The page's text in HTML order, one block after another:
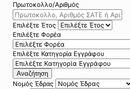
Πρωτοκολλο/Αριθμός
Επιλέξτε Έτος
Επιλέξτε Φορέα
Επιλέξτε Κατηγορία Εγγράφου
Αναζήτηση
Νομός Έδρας